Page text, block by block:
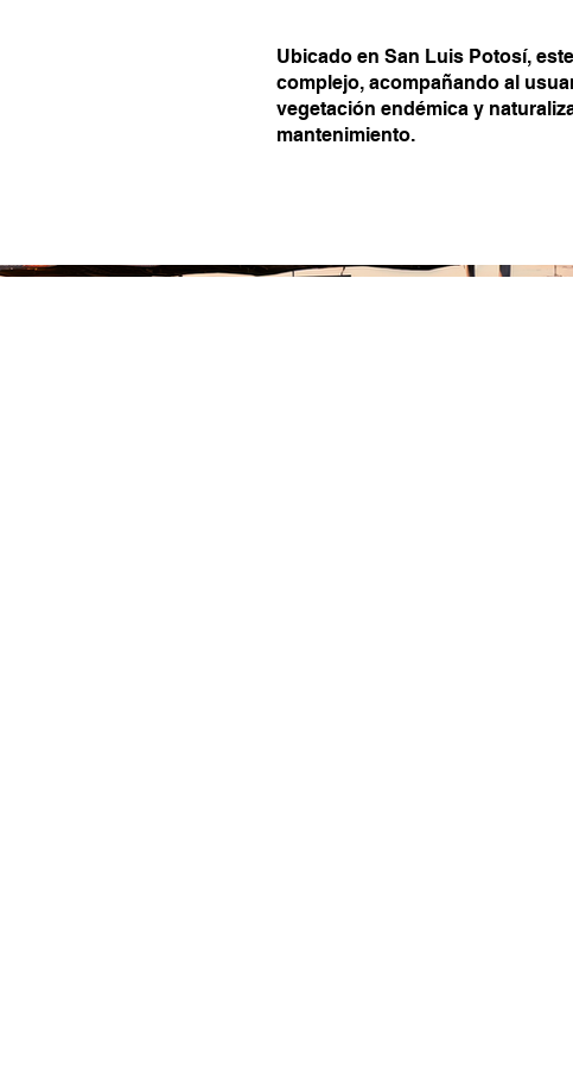
Ubicado en San Luis Potosí,
complejo, acompañando al
vegetación endémica y
mantenimiento.